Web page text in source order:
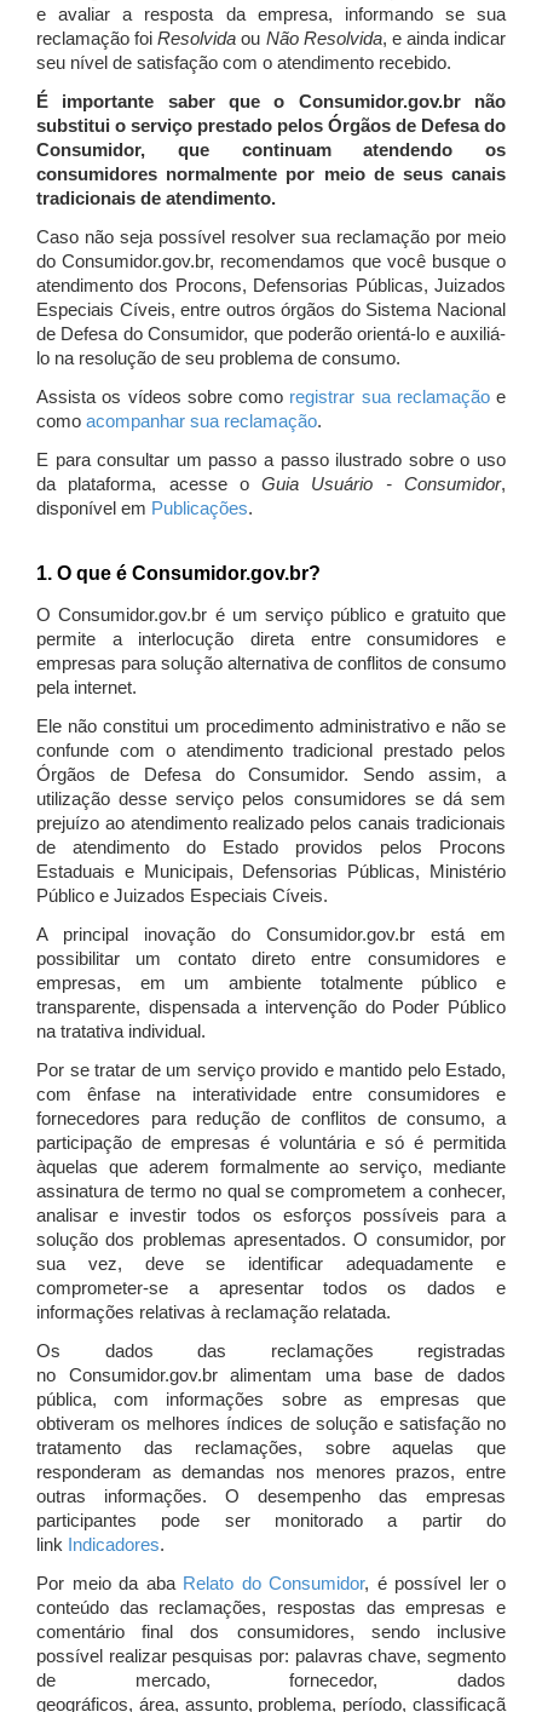
e avaliar a resposta da empresa, informando se sua
reclamação foiResolvida ou Não Resolvida, e ainda indicar
seu nível de satisfação com o atendimento recebido.
É importante saber que o Consumidor.gov.br não
substitui o serviço prestado pelos Órgãos de Defesa do
Consumidor, que continuam atendendo os
consumidores normalmente por meio de seus canais
tradicionais de atendimento.
Caso não seja possível resolver sua reclamação por meio
do Consumidor.gov.br, recomendamos que você busque o
atendimento dos Procons, Defensorias Públicas, Juizados
Especiais Cíveis, entre outros órgãos do Sistema Nacional
de Defesa do Consumidor, que poderão orientá-lo e auxiliá-
lo na resolução de seu problema de consumo.
Assista os vídeos sobre como registrar sua reclamaçãoe
como acompanhar sua reclamação.
E para consultar um passo a passo ilustrado sobre o uso
da plataforma, acesse oGuia Usuário - Consumidor,
disponível em Publicações.
1. O que é Consumidor.gov.br?
O Consumidor.gov.br é um serviço público e gratuito que
permite a interlocução direta entre consumidores e
empresas para solução alternativa de conflitos de consumo
pela internet.
Ele não constitui um procedimento administrativo e não se
confunde com o atendimento tradicional prestado pelos
Órgãos de Defesa do Consumidor. Sendo assim, a
utilização desse serviço pelos consumidores se dá sem
prejuízo ao atendimento realizado pelos canais tradicionais
de atendimento do Estado providos pelos Procons
Estaduais e Municipais, Defensorias Públicas, Ministério
Público e Juizados Especiais Cíveis.
A principal inovação do Consumidor.gov.br está em
possibilitar um contato direto entre consumidores e
empresas, em um ambiente totalmente público e
transparente, dispensada a intervenção do Poder Público
na tratativa individual.
Por se tratar de um serviço provido e mantido pelo Estado,
com ênfase na interatividade entre consumidores e
fornecedores para redução de conflitos de consumo, a
participação de empresas é voluntária e só é permitida
àquelas que aderem formalmente ao serviço, mediante
assinatura de termo no qual se comprometem a conhecer,
analisar e investir todos os esforços possíveis para a
solução dos problemas apresentados. O consumidor, por
sua vez, deve se identificar adequadamente e
comprometer-se a apresentar todos os dados e
informações relativas à reclamação relatada.
Os dados das reclamações registradas
no Consumidor.gov.br alimentam uma base de dados
pública, com informações sobre as empresas que
obtiveram os melhores índices de solução e satisfação no
tratamento das reclamações, sobre aquelas que
responderam as demandas nos menores prazos, entre
outras informações. O desempenho das empresas
participantes pode ser monitorado a partir do
link Indicadores.
Por meio da aba Relato do Consumidor, é possível ler o
conteúdo das reclamações, respostas das empresas e
comentário final dos consumidores, sendo inclusive
possível realizar pesquisas por: palavras chave, segmento
de mercado, fornecedor, dados
geográficos, área, assunto, problema, período, classificaçã